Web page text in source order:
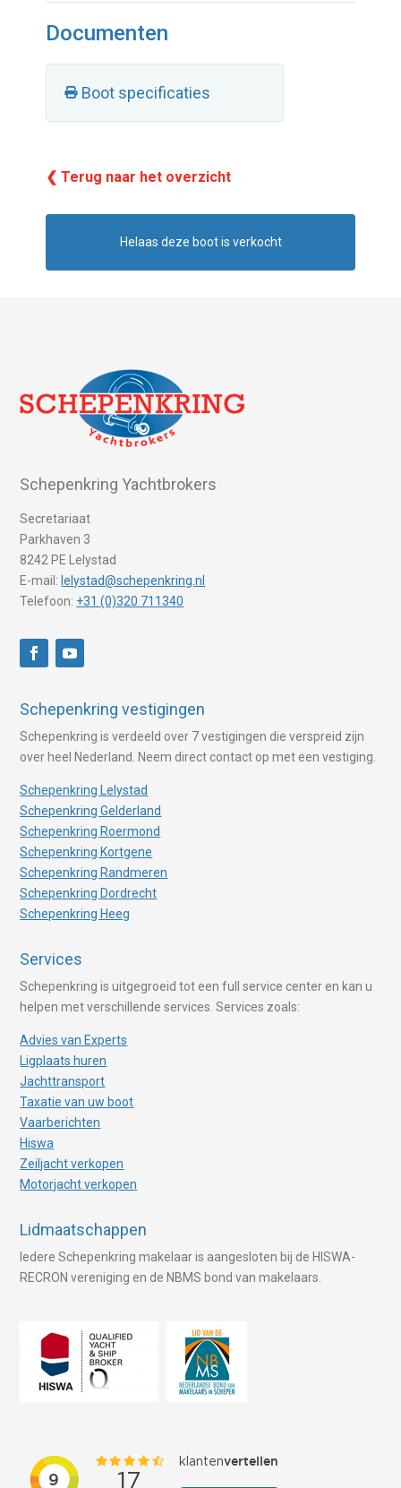
Documenten
Boot specificaties
❮ Terug naar het overzicht
Helaas deze boot is verkocht
Schepenkring Yachtbrokers
Secretariaat
Parkhaven 3
8242 PE Lelystad
E-mail: lelystad@schepenkring.nl
Telefoon: +31 (0)320 711340
Schepenkring vestigingen
Schepenkring is verdeeld over 7 vestigingen die verspreid zijn
over heel Nederland. Neem direct contact op met een vestiging.
Schepenkring Lelystad
Schepenkring Gelderland
Schepenkring Roermond
Schepenkring Kortgene
Schepenkring Randmeren
Schepenkring Dordrecht
Schepenkring Heeg
Services
Schepenkring is uitgegroeid tot een full service center en kan u
helpen met verschillende services. Services zoals:
Advies van Experts
Ligplaats huren
Jachttransport
Taxatie van uw boot
Vaarberichten
Hiswa
Zeiljacht verkopen
Motorjacht verkopen
Lidmaatschappen
Iedere Schepenkring makelaar is aangesloten bij de HISWA-
RECRON vereniging en de NBMS bond van makelaars.